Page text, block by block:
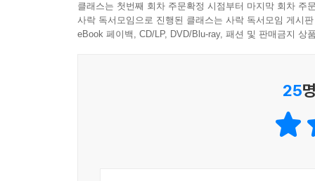
미국 과학계가 한창 전쟁 연구에 몰두한 1939년,
지 원인을 찾기 위해 고군분투했다. MIT 박사학위
는 건 다 해도 좋다고 설득했다. 마음이 동한 쇼
스탠퍼드 대학교는 인재양성의 기능만 했던 것이
되는 야심찬 인물이다. 후버는 미국 대통령 중 서
직전까지 계속되었던 냉전이라는 커다란 외부 갈
1세대 디지털 개척자들의 활약에 힘입어 개인
불안할 정도로 흥미진진하다. 우리가 접할 수 있
역사는 반복되기에 마음이 점점 더 급해진다. 실
클래스는 첫번째 회차 주문확정 시점부터 마지막 회차 주
사락 독서모임으로 진행된 클래스는 사락 독서모임 게시
eBook 페이백, CD/LP, DVD/Blu-ray, 패션 및 판매금지 상
25